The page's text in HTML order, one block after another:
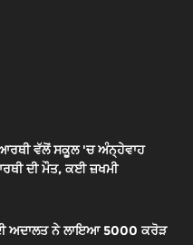
ਵੱਲੋਂ ਸਕੂਲ 'ਚ ਅੰਨ੍ਹੇਵਾਹ
ਦੀ ਮੌਤ, ਕਈ ਜ਼ਖਮੀ
ਅਦਾਲਤ ਨੇ ਲਾਇਆ 5000 ਕਰੋੜ